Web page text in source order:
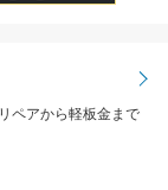
ペアから軽板金まで